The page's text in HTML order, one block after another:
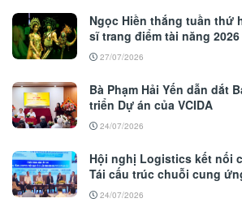
Ngọc Hiền thắng tuần thứ
sĩ trang điểm tài năng 2026
27/07/2026
Bà Phạm Hải Yến dẫn dắt
triển Dự án của VCIDA
24/07/2026
Hội nghị Logistics kết nối
Tái cấu trúc chuỗi cung
24/07/2026